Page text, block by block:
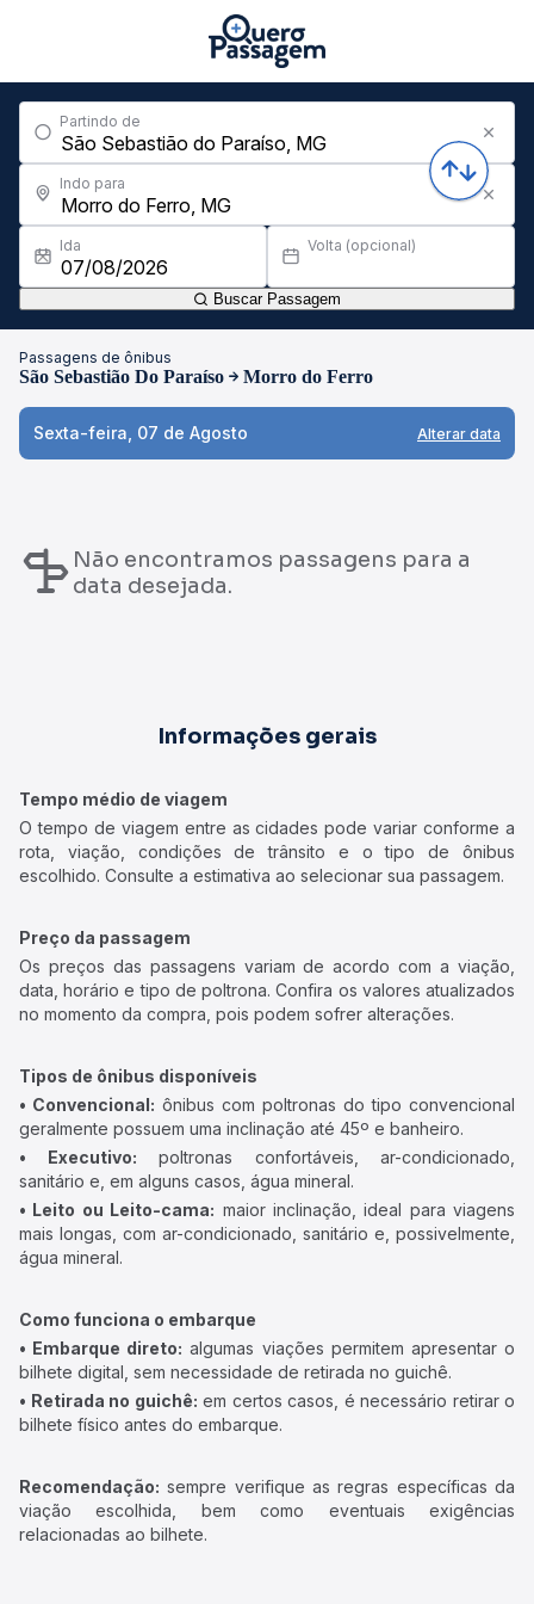
Partindo de
Indo para
Ida Volta (opcional)
Buscar Passagem
Passagens de ônibus
São Sebastião Do Paraíso Morro do Ferro
Sexta-feira, 07 de Agosto Alterar data
Não encontramos passagens para a
data desejada.
Informações gerais
Tempo médio de viagem
O tempo de viagem entre as cidades pode variar conforme a
rota, viação, condições de trânsito e o tipo de ônibus
escolhido. Consulte a estimativa ao selecionar sua passagem.
Preço da passagem
Os preços das passagens variam de acordo com a viação,
data, horário e tipo de poltrona. Confira os valores atualizados
no momento da compra, pois podem sofrer alterações.
Tipos de ônibus disponíveis
• Convencional: ônibus com poltronas do tipo convencional
geralmente possuem uma inclinação até 45º e banheiro.
• Executivo: poltronas confortáveis, ar-condicionado,
sanitário e, em alguns casos, água mineral.
• Leito ou Leito-cama: maior inclinação, ideal para viagens
mais longas, com ar-condicionado, sanitário e, possivelmente,
água mineral.
Como funciona o embarque
• Embarque direto: algumas viações permitem apresentar o
bilhete digital, sem necessidade de retirada no guichê.
• Retirada no guichê: em certos casos, é necessário retirar o
bilhete físico antes do embarque.
Recomendação: sempre verifique as regras específicas da
viação escolhida, bem como eventuais exigências
relacionadas ao bilhete.